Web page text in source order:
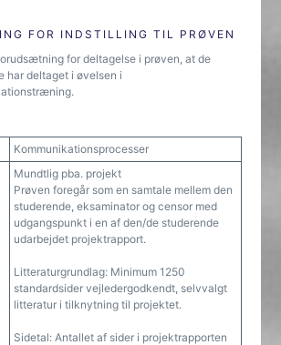
FOR INDSTILLING TIL PRØVEN
for deltagelse i prøven, at de
har deltaget i øvelsen i
Kommunikationsprocesser
Mundtlig pba. projekt
Prøven foregår som en samtale mellem den
studerende, eksaminator og censor med
udgangspunkt i en af den/de studerende
udarbejdet projektrapport.
Litteraturgrundlag: Minimum 1250
standardsider vejledergodkendt, selvvalgt
litteratur i tilknytning til projektet.
Sidetal: Antallet af sider i projektrapporten